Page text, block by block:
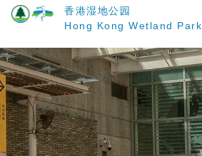
要
内
容
香港湿地公园
Hong Kong Wetland Park